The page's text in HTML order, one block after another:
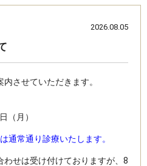
2026.08.05
させていただきます。
（月）
通常通り診療いたします。
せは受け付けておりますが、8